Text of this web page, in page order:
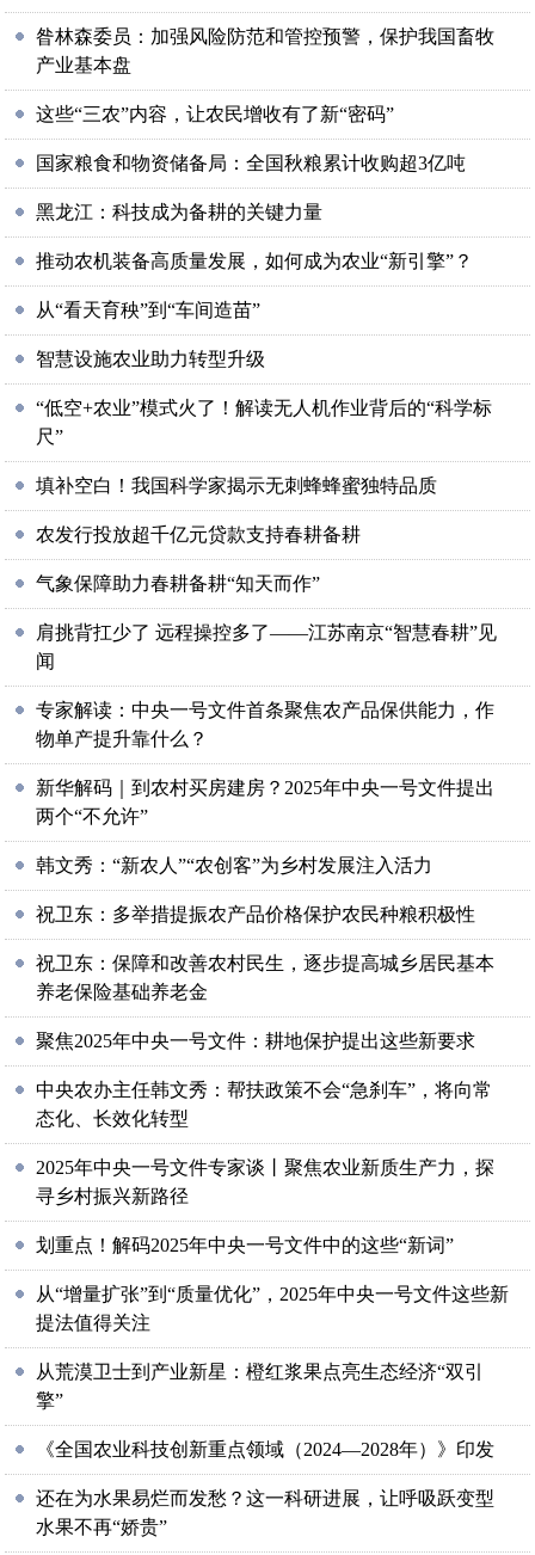
昝林森委员：加强风险防范和管控预警，保护我国畜牧
产业基本盘
这些“三农”内容，让农民增收有了新“密码”
国家粮食和物资储备局：全国秋粮累计收购超3亿吨
黑龙江：科技成为备耕的关键力量
推动农机装备高质量发展，如何成为农业“新引擎”？
从“看天育秧”到“车间造苗”
智慧设施农业助力转型升级
“低空+农业”模式火了！解读无人机作业背后的“科学标
尺”
填补空白！我国科学家揭示无刺蜂蜂蜜独特品质
农发行投放超千亿元贷款支持春耕备耕
气象保障助力春耕备耕“知天而作”
肩挑背扛少了 远程操控多了——江苏南京“智慧春耕”见
闻
专家解读：中央一号文件首条聚焦农产品保供能力，作
物单产提升靠什么？
新华解码｜到农村买房建房？2025年中央一号文件提出
两个“不允许”
韩文秀：“新农人”“农创客”为乡村发展注入活力
祝卫东：多举措提振农产品价格保护农民种粮积极性
祝卫东：保障和改善农村民生，逐步提高城乡居民基本
养老保险基础养老金
聚焦2025年中央一号文件：耕地保护提出这些新要求
中央农办主任韩文秀：帮扶政策不会“急刹车”，将向常
态化、长效化转型
2025年中央一号文件专家谈丨聚焦农业新质生产力，探
寻乡村振兴新路径
划重点！解码2025年中央一号文件中的这些“新词”
从“增量扩张”到“质量优化”，2025年中央一号文件这些新
提法值得关注
从荒漠卫士到产业新星：橙红浆果点亮生态经济“双引
擎”
《全国农业科技创新重点领域（2024—2028年）》印发
还在为水果易烂而发愁？这一科研进展，让呼吸跃变型
水果不再“娇贵”